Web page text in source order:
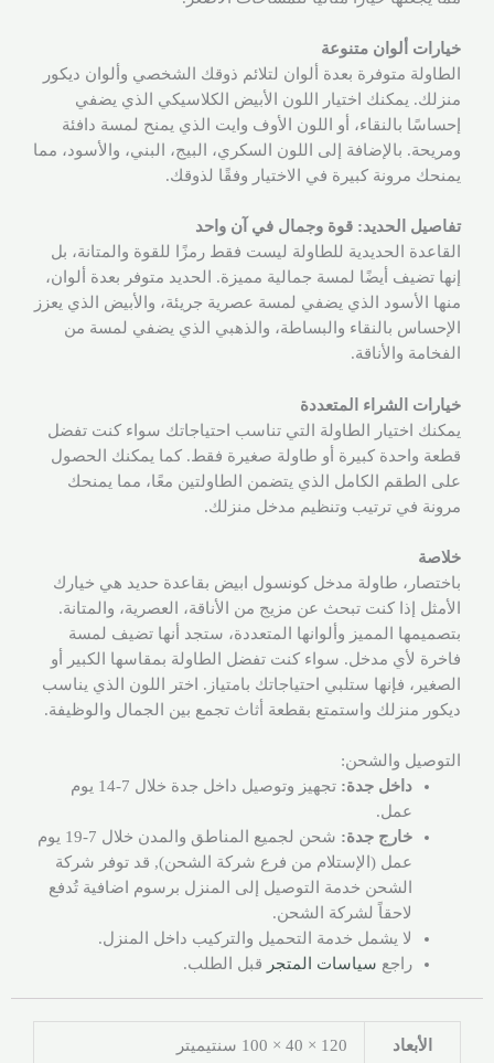
خيارات ألوان متنوعة
الطاولة متوفرة بعدة ألوان لتلائم ذوقك الشخصي وألوان ديكور
منزلك. يمكنك اختيار اللون الأبيض الكلاسيكي الذي يضفي
إحساسًا بالنقاء، أو اللون الأوف وايت الذي يمنح لمسة دافئة
ومريحة. بالإضافة إلى اللون السكري، البيج، البني، والأسود، مما
يمنحك مرونة كبيرة في الاختيار وفقًا لذوقك.
تفاصيل الحديد: قوة وجمال في آن واحد
القاعدة الحديدية للطاولة ليست فقط رمزًا للقوة والمتانة، بل
إنها تضيف أيضًا لمسة جمالية مميزة. الحديد متوفر بعدة ألوان،
منها الأسود الذي يضفي لمسة عصرية جريئة، والأبيض الذي يعزز
الإحساس بالنقاء والبساطة، والذهبي الذي يضفي لمسة من
الفخامة والأناقة.
خيارات الشراء المتعددة
يمكنك اختيار الطاولة التي تناسب احتياجاتك سواء كنت تفضل
قطعة واحدة كبيرة أو طاولة صغيرة فقط. كما يمكنك الحصول
على الطقم الكامل الذي يتضمن الطاولتين معًا، مما يمنحك
مرونة في ترتيب وتنظيم مدخل منزلك.
خلاصة
باختصار، طاولة مدخل كونسول ابيض بقاعدة حديد هي خيارك
الأمثل إذا كنت تبحث عن مزيج من الأناقة، العصرية، والمتانة.
بتصميمها المميز وألوانها المتعددة، ستجد أنها تضيف لمسة
فاخرة لأي مدخل. سواء كنت تفضل الطاولة بمقاسها الكبير أو
الصغير، فإنها ستلبي احتياجاتك بامتياز. اختر اللون الذي يناسب
ديكور منزلك واستمتع بقطعة أثاث تجمع بين الجمال والوظيفة.
التوصيل والشحن:
داخل جدة:
تجهيز وتوصيل داخل جدة خلال 7-14 يوم
عمل.
خارج جدة:
شحن لجميع المناطق والمدن خلال 7-19 يوم
عمل (الإستلام من فرع شركة الشحن), قد توفر شركة
الشحن خدمة التوصيل إلى المنزل برسوم اضافية تُدفع
لاحقاً لشركة الشحن.
لا يشمل خدمة التحميل والتركيب داخل المنزل.
راجع سياسات المتجر قبل الطلب.
الأبعاد 120 × 40 × 100 سنتيميتر